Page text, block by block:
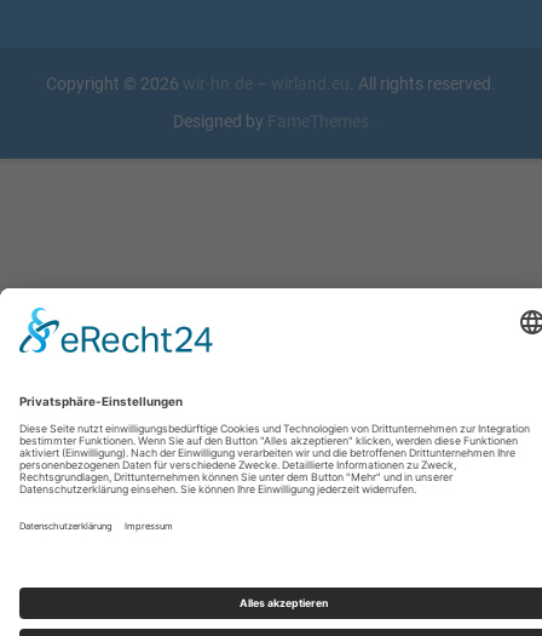
Copyright © 2026 wir-hn.de – wirland.eu
. All rights reserved.
Designed by FameThemes